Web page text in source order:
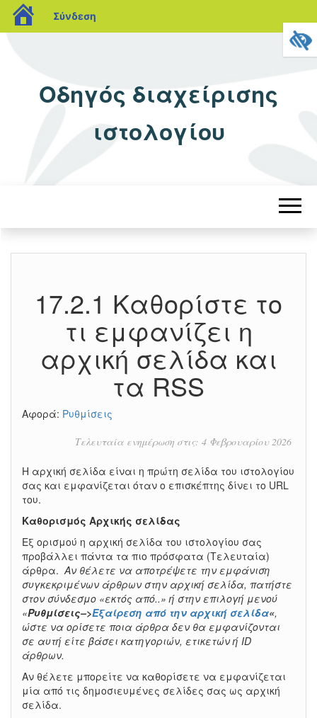
blogs.sch.gr
Σύνδεση
Οδηγός διαχείρισης
ιστολογίου
17.2.1 Καθορίστε το
τι εμφανίζει η
αρχική σελίδα και
τα RSS
Αφορά: Ρυθμίσεις
Τελευταία ενημέρωση στις: 4 Φεβρουαρίου 2026
Η αρχική σελίδα είναι η πρώτη σελίδα του ιστολογίου
σας και εμφανίζεται όταν ο επισκέπτης δίνει το URL
του.
Καθορισμός Αρχικής σελίδας
Εξ ορισμού η αρχική σελίδα του ιστολογίου σας
προβάλλει πάντα τα πιο πρόσφατα (Τελευταία)
άρθρα.Αν θέλετε να αποτρέψετε την εμφάνιση
συγκεκριμένων άρθρων στην αρχική σελίδα, πατήστε
στον σύνδεσμο «εκτός από..» ή στην επιλογή μενού
«Ρυθμίσεις–>Εξαίρεση από την αρχική σελίδα«,
ώστε να ορίσετε ποια άρθρα δεν θα εμφανίζονται
σε αυτή είτε βάσει κατηγοριών, ετικετών ή ID
άρθρων.
Αν θέλετε μπορείτε να καθορίσετε να εμφανίζεται
μία από τις δημοσιευμένες σελίδες σας ως αρχική
σελίδα.